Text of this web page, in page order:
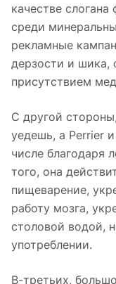
качестве
среди
рекламные
дерзости и
присутствием
С другой
уедешь, а Perrier
числе благодаря
того, она
пищеварение,
работу мозга,
столовой водой,
употреблении.
В-третьих,